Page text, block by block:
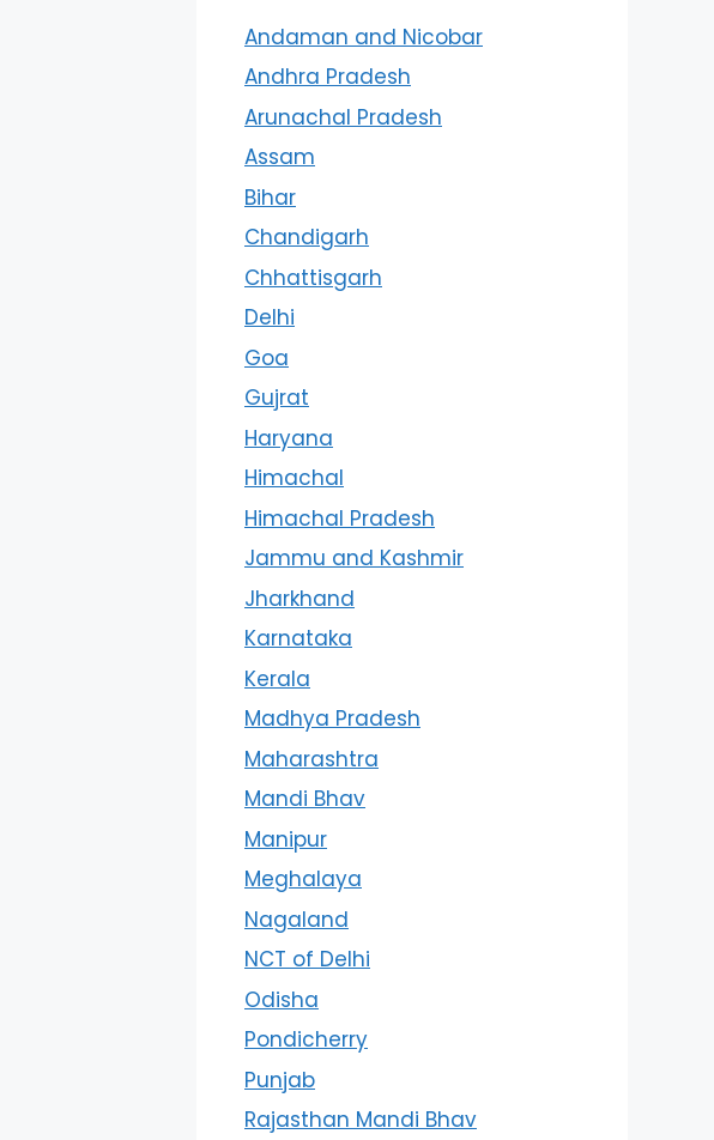
Andaman and Nicobar
Andhra Pradesh
Arunachal Pradesh
Assam
Bihar
Chandigarh
Chhattisgarh
Delhi
Goa
Gujrat
Haryana
Himachal
Himachal Pradesh
Jammu and Kashmir
Jharkhand
Karnataka
Kerala
Madhya Pradesh
Maharashtra
Mandi Bhav
Manipur
Meghalaya
Nagaland
NCT of Delhi
Odisha
Pondicherry
Punjab
Rajasthan Mandi Bhav